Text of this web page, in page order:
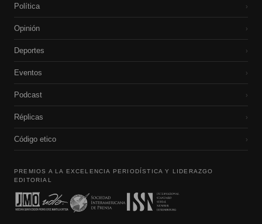
Política ›
Opinión ›
Deportes ›
Eventos ›
Podcast ›
Réplicas ›
Código etico ›
PREMIOS A LA EXCELENCIA PERIODÍSTICA Y LIDERAZGO
EDITORIAL